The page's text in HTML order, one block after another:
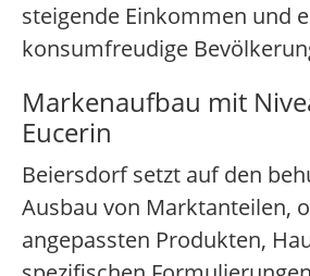
steigende Einkommen und
konsumfreudige
Markenaufbau mit
Eucerin
Beiersdorf setzt auf den
Ausbau von Marktanteilen,
angepassten Produkten,